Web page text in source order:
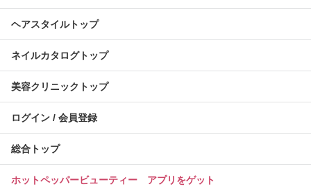
ヘアスタイルトップ
ネイルカタログトップ
美容クリニックトップ
ログイン / 会員登録
総合トップ
ホットペッパービューティー アプリをゲット